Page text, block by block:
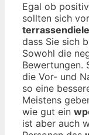
Egal ob
sollten sich
dass Sie sich
Sowohl die
Bewertungen.
die Vor- und
so eine
Meistens
wie gut ein
ist aber auch